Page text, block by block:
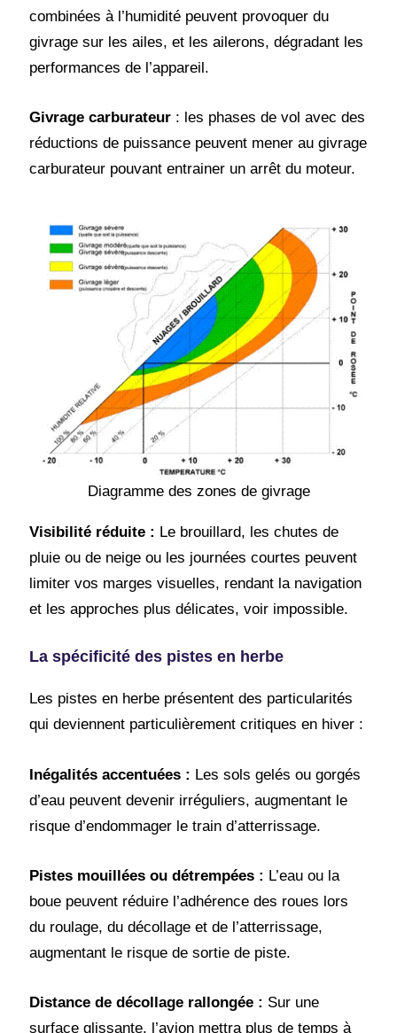
combinées à l’humidité peuvent provoquer du
givrage sur les ailes, et les ailerons, dégradant les
performances de l’appareil.
Givrage carburateur : les phases de vol avec des
réductions de puissance peuvent mener au givrage
carburateur pouvant entrainer un arrêt du moteur.
Diagramme des zones de givrage
Visibilité réduite : Le brouillard, les chutes de
pluie ou de neige ou les journées courtes peuvent
limiter vos marges visuelles, rendant la navigation
et les approches plus délicates, voir impossible.
La spécificité des pistes en herbe
Les pistes en herbe présentent des particularités
qui deviennent particulièrement critiques en hiver :
Inégalités accentuées : Les sols gelés ou gorgés
d’eau peuvent devenir irréguliers, augmentant le
risque d’endommager le train d’atterrissage.
Pistes mouillées ou détrempées : L’eau ou la
boue peuvent réduire l’adhérence des roues lors
du roulage, du décollage et de l’atterrissage,
augmentant le risque de sortie de piste.
Distance de décollage rallongée : Sur une
surface glissante, l’avion mettra plus de temps à